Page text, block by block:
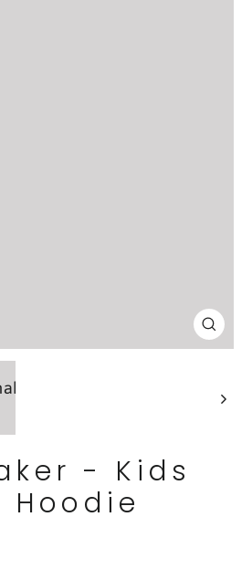
- Kids
Hoodie